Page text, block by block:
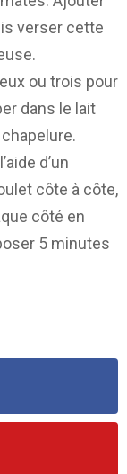
verser cette
ou trois pour
dans le lait
d’un
côte à côte,
côté en
5 minutes